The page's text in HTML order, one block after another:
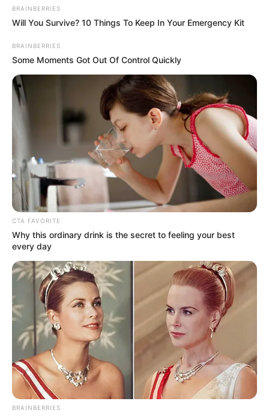
BRAINBERRIES
Will You Survive? 10 Things To Keep In Your Emergency Kit
BRAINBERRIES
Some Moments Got Out Of Control Quickly
CTA FAVORITE
Why this ordinary drink is the secret to feeling your best
every day
BRAINBERRIES